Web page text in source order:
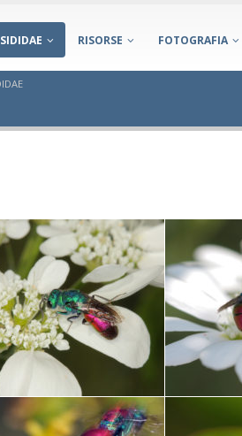
RISORSE FOTOGRAFIA